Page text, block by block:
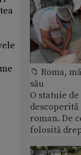
📁 Roma,
său
O statuie
roman. De
folosită